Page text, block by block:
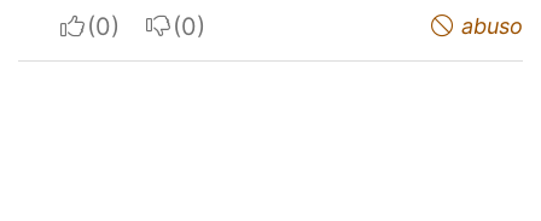
I apreciateI do not appreciate abuso